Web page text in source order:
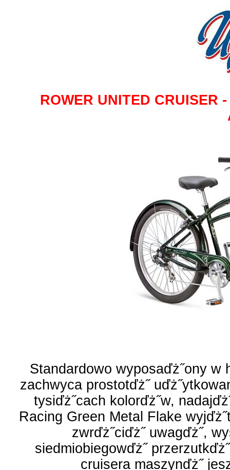
ROWER UNITED
Standardowo wyposaďż˝ony w
zachwyca prostotďż˝
tysiďż˝cach kolorďż˝w,
Racing Green Metal Flake
zwrďż˝ciďż˝ uwagďż˝,
siedmiobiegowďż˝
cruisera maszynďż˝